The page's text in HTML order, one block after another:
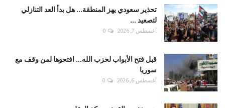
تحذير سعودي يهز المنطقة... هل بدأ العد التنازلي
لتصعيد ...
أغسطس 7, 2026 0
قبل فتح الأبواب لحزب الله... افتحوها لمن وقف مع
سوريا
أغسطس 6, 2026 0